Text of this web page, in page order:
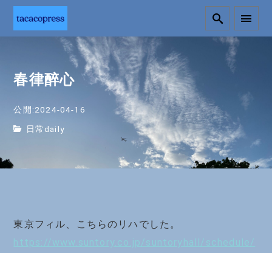
春律醉心
公開:2024-04-16
日常daily
東京フィル、こちらのリハでした。
https://www.suntory.co.jp/suntoryhall/schedule/